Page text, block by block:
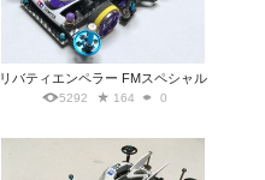
リバティエンペラー FMスペシャル
5292 164 0